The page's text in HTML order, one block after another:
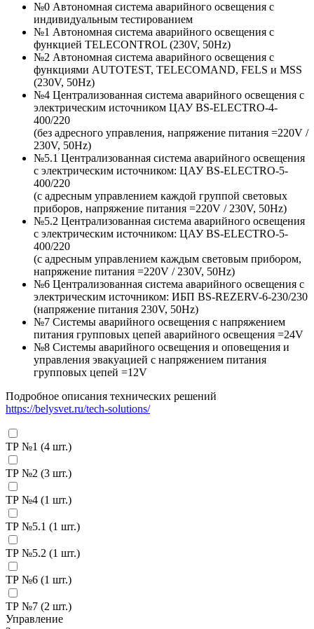
№0 Автономная система аварийного освещения с
индивидуальным тестированием
№1 Автономная система аварийного освещения с
функцией TELECONTROL (230V, 50Hz)
№2 Автономная система аварийного освещения с
функциями AUTOTEST, TELECOMAND, FELS и MSS
(230V, 50Hz)
№4 Централизованная система аварийного освещения с
электрическим источником ЦАУ BS-ELECTRO-4-
400/220
(без адресного управления, напряжение питания =220V /
230V, 50Hz)
№5.1 Централизованная система аварийного освещения
с электрическим источником: ЦАУ BS-ELEСTRO-5-
400/220
(c адресным управлением каждой группой световых
приборов, напряжение питания =220V / 230V, 50Hz)
№5.2 Централизованная система аварийного освещения
с электрическим источником: ЦАУ BS-ELEСTRO-5-
400/220
(c адресным управлением каждым световым прибором,
напряжение питания =220V / 230V, 50Hz)
№6 Централизованная система аварийного освещения с
электрическим источником: ИБП BS-REZERV-6-230/230
(напряжение питания 230V, 50Hz)
№7 Системы аварийного освещения с напряжением
питания групповых цепей аварийного освещения =24V
№8 Системы аварийного освещения и оповещения и
управления эвакуацией с напряжением питания
групповых цепей =12V
Подробное описания технических решений
https://belysvet.ru/tech-solutions/
ТР №1 (4 шт.)
ТР №2 (3 шт.)
ТР №4 (1 шт.)
ТР №5.1 (1 шт.)
ТР №5.2 (1 шт.)
ТР №6 (1 шт.)
ТР №7 (2 шт.)
Управление